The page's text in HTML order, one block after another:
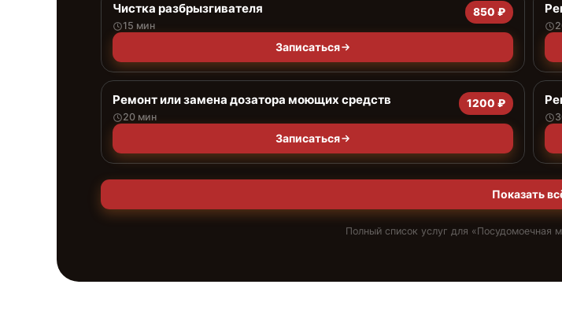
Чистка разбрызгивателя
15 мин
850 ₽
Записаться
Ремонт или замена дозатора моющих средств
20 мин
1200 ₽
Записаться
Показать
Полный список услуг для «Посудомоечная